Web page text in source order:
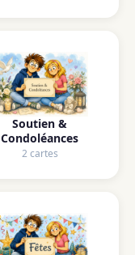
Soutien &
Condoléances
2 cartes